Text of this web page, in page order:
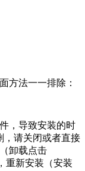
方法一一排除：
，导致安装的时
，请关闭或者直接
卸载点击
重新安装（安装